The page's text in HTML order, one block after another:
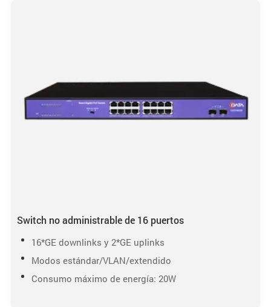
Switch no administrable de 16 puertos
16*GE downlinks y 2*GE uplinks
Modos estándar/VLAN/extendido
Consumo máximo de energía: 20W